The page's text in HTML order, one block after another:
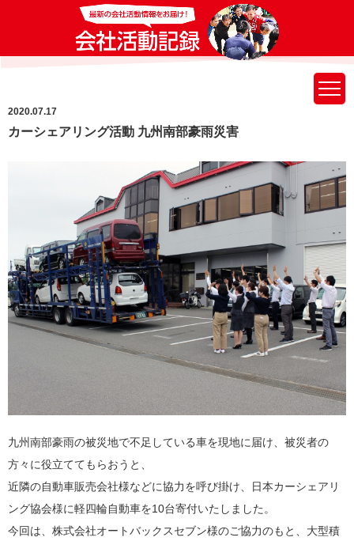
2020.07.17
カーシェアリング活動 九州南部豪雨災害
九州南部豪雨の被災地で不足している車を現地に届け、被災者の
方々に役立ててもらおうと、
近隣の自動車販売会社様などに協力を呼び掛け、日本カーシェアリ
ング協会様に軽四輪自動車を10台寄付いたしました。
今回は、株式会社オートバックスセブン様のご協力のもと、大型積